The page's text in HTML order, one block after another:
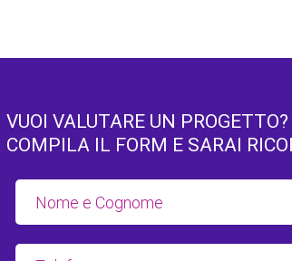
VUOI VALUTARE UN PROGETTO?
COMPILA IL FORM E SARAI